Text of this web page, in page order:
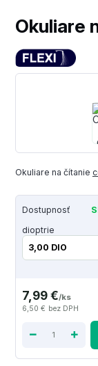
Okuliare
Okuliare na čítanie
Dostupnosť
dioptrie
7,99 €/ks
6,50 € bez DPH